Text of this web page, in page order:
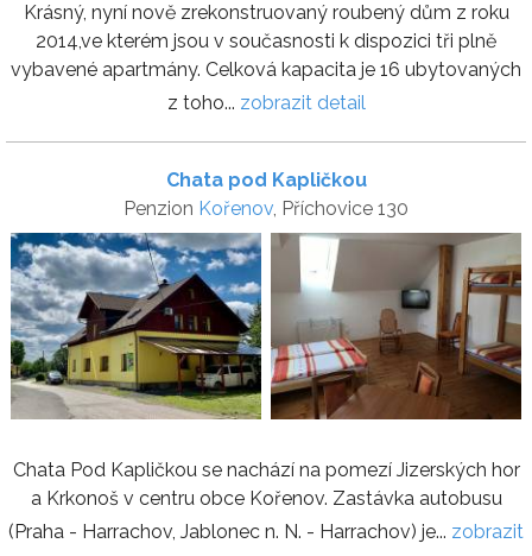
Krásný, nyní nově zrekonstruovaný roubený dům z roku
2014,ve kterém jsou v současnosti k dispozici tři plně
vybavené apartmány. Celková kapacita je 16 ubytovaných
z toho... zobrazit detail
Chata pod Kapličkou
Penzion Kořenov, Příchovice 130
Chata Pod Kapličkou se nachází na pomezí Jizerských hor
a Krkonoš v centru obce Kořenov. Zastávka autobusu
(Praha - Harrachov, Jablonec n. N. - Harrachov) je... zobrazit